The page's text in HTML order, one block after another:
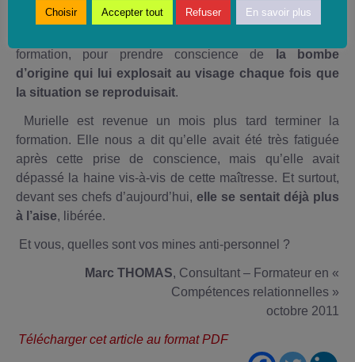
Murielle vers une autorité. Il a fallu qu’elle prenne le
formation, pour prendre conscience de
la bombe
d’origine qui lui explosait au visage chaque fois que
la situation se reproduisait.
Murielle est revenue un mois plus tard terminer la
formation. Elle nous a dit qu’elle avait été très fatiguée
après cette prise de conscience, mais qu’elle avait
dépassé la haine vis-à-vis de cette maîtresse. Et surtout,
devant ses chefs d’aujourd’hui, elle se sentait déjà plus
à l’aise, libérée.
Et vous, quelles sont vos mines anti-personnel ?
Marc THOMAS, Consultant – Formateur en «
Compétences relationnelles »
octobre 2011
Télécharger cet article au format PDF
Choisir Accepter tout Refuser En savoir plus